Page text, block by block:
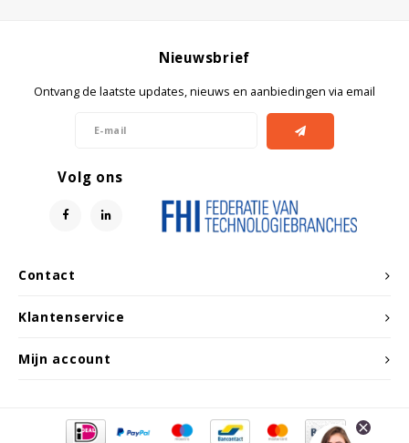
Contact
Nieuwsbrief
Ontvang de laatste updates, nieuws en aanbiedingen via email
Volg ons
Klantenservice
Mijn account